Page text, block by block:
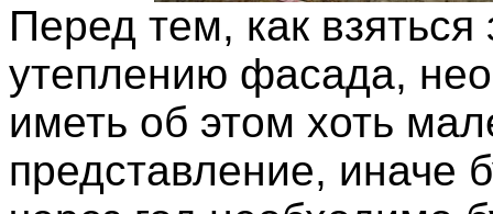
Перед тем, как взяться
утеплению фасада,
иметь об этом хоть
представление, иначе